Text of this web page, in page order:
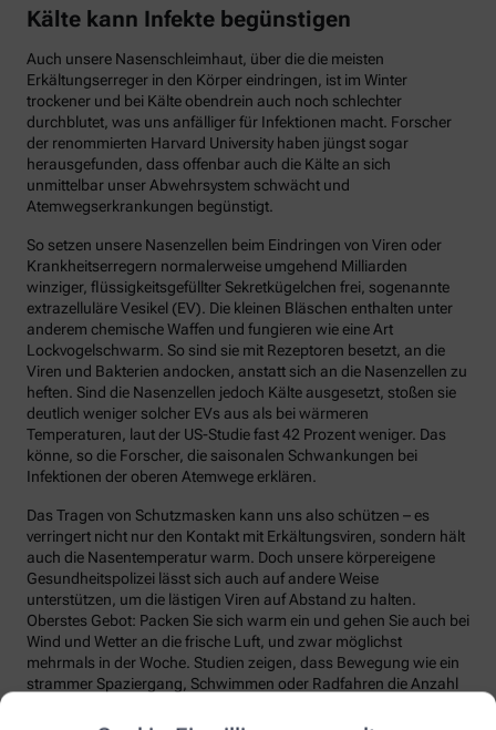
Kälte kann Infekte begünstigen
Auch unsere Nasenschleimhaut, über die die meisten
Erkältungserreger in den Körper eindringen, ist im Winter
trockener und bei Kälte obendrein auch noch schlechter
durchblutet, was uns anfälliger für Infektionen macht. Forscher
der renommierten Harvard University haben jüngst sogar
herausgefunden, dass offenbar auch die Kälte an sich
unmittelbar unser Abwehrsystem schwächt und
Atemwegserkrankungen begünstigt.
So setzen unsere Nasenzellen beim Eindringen von Viren oder
Krankheitserregern normalerweise umgehend Milliarden
winziger, flüssigkeitsgefüllter Sekretkügelchen frei, sogenannte
extrazelluläre Vesikel (EV). Die kleinen Bläschen enthalten unter
anderem chemische Waffen und fungieren wie eine Art
Lockvogelschwarm. So sind sie mit Rezeptoren besetzt, an die
Viren und Bakterien andocken, anstatt sich an die Nasenzellen zu
heften. Sind die Nasenzellen jedoch Kälte ausgesetzt, stoßen sie
deutlich weniger solcher EVs aus als bei wärmeren
Temperaturen, laut der US-Studie fast 42 Prozent weniger. Das
könne, so die Forscher, die saisonalen Schwankungen bei
Infektionen der oberen Atemwege erklären.
Das Tragen von Schutzmasken kann uns also schützen – es
verringert nicht nur den Kontakt mit Erkältungsviren, sondern hält
auch die Nasentemperatur warm. Doch unsere körpereigene
Gesundheitspolizei lässt sich auch auf andere Weise
unterstützen, um die lästigen Viren auf Abstand zu halten.
Oberstes Gebot: Packen Sie sich warm ein und gehen Sie auch bei
Wind und Wetter an die frische Luft, und zwar möglichst
mehrmals in der Woche. Studien zeigen, dass Bewegung wie ein
strammer Spaziergang, Schwimmen oder Radfahren die Anzahl
Regelmäßige Bewegung sorgt auch dafür, dass Fremdstoffe über